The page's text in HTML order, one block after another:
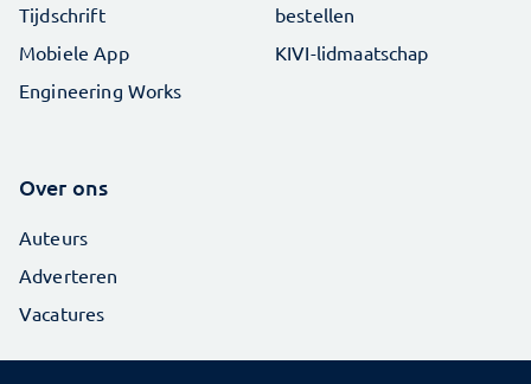
Tijdschrift
Mobiele App
Engineering Works
bestellen
KIVI-lidmaatschap
Over ons
Auteurs
Adverteren
Vacatures